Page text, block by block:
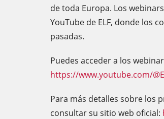
de toda Europa. Los
YouTube de ELF, donde los
pasadas.
Puedes acceder a los
https://www.youtube.com/
Para más detalles sobre los
consultar su sitio web oficial: